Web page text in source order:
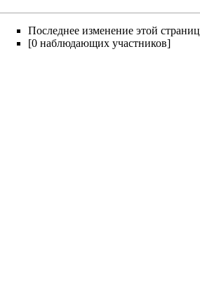
Последнее изменение этой
[0 наблюдающих участников]